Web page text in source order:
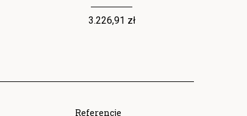
3.226,91 zł
Referencje